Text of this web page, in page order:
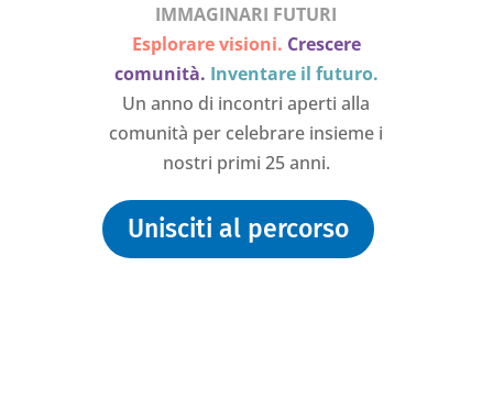
IMMAGINARI FUTURI
Esplorare visioni. Crescere
comunità. Inventare il futuro.
Un anno di incontri aperti alla
comunità per celebrare insieme i
nostri primi 25 anni.
Unisciti al percorso